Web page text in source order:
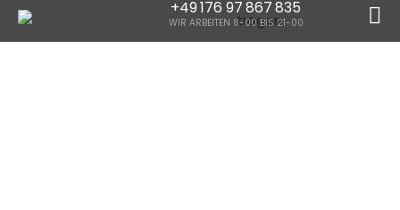
+49 176 97 867 835
WIR ARBEITEN 8-00 BIS 21-00